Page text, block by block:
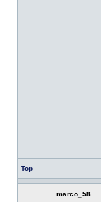
Top
marco_58